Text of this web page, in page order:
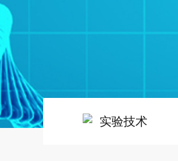
实验技术